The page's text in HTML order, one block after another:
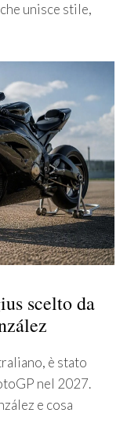
unisce stile,
scelto da
è stato
nel 2027.
e cosa